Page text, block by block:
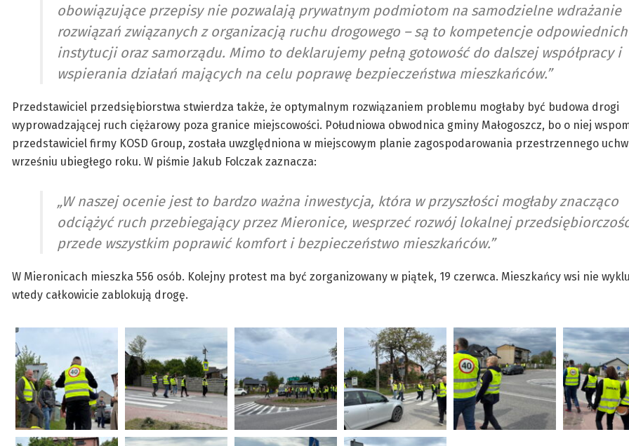
obowiązujące przepisy nie pozwalają prywatnym podmiotom na samodzielne wdrażanie
rozwiązań związanych z organizacją ruchu drogowego – są to kompetencje odpowiednich
instytucji oraz samorządu. Mimo to deklarujemy pełną gotowość do dalszej współpracy i
wspierania działań mających na celu poprawę bezpieczeństwa mieszkańców.”
Przedstawiciel przedsiębiorstwa stwierdza także, że optymalnym rozwiązaniem problemu mogłaby być budowa drogi
wyprowadzającej ruch ciężarowy poza granice miejscowości. Południowa obwodnica gminy Małogoszcz, bo o niej
przedstawiciel firmy KOSD Group, została uwzględniona w miejscowym planie zagospodarowania przestrzennego
wrześniu ubiegłego roku. W piśmie Jakub Folczak zaznacza:
­„W naszej ocenie jest to bardzo ważna inwestycja, która w przyszłości mogłaby znacząco
odciążyć ruch przebiegający przez Mieronice, wesprzeć rozwój lokalnej
przede wszystkim poprawić komfort i bezpieczeństwo mieszkańców.”
W Mieronicach mieszka 556 osób. Kolejny protest ma być zorganizowany w piątek, 19 czerwca. Mieszkańcy wsi nie
wtedy całkowicie zablokują drogę.